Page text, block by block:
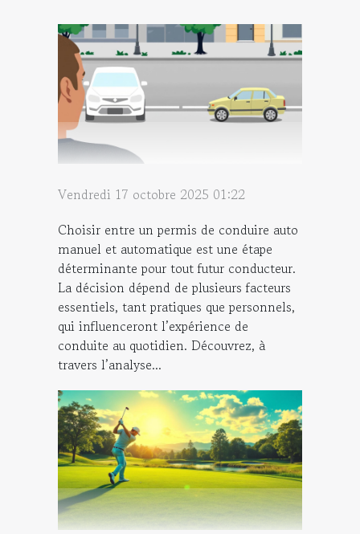
Vendredi 17 octobre 2025 01:22
Choisir entre un permis de conduire auto
manuel et automatique est une étape
déterminante pour tout futur conducteur.
La décision dépend de plusieurs facteurs
essentiels, tant pratiques que personnels,
qui influenceront l’expérience de
conduite au quotidien. Découvrez, à
travers l’analyse...